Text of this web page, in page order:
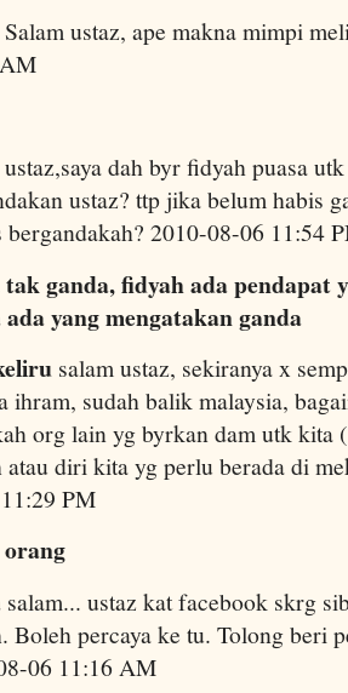
Salam ustaz, ape makna mimpi
ustaz,saya dah byr fidyah puasa
ustaz? ttp jika belum habis
bergandakah? 2010-08-06 11:54
tak ganda, fidyah ada pendapat
ada yang mengatakan ganda
salam ustaz, sekiranya x
ihram, sudah balik malaysia,
org lain yg byrkan dam utk kita
atau diri kita yg perlu berada di
PM
salam... ustaz kat facebook skrg
Boleh percaya ke tu. Tolong beri
06 11:16 AM